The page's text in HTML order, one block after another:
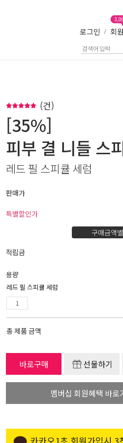
로그인 / 회
(건)
[35%]
피부 결 니들 스
레드 필 스피큘 세럼
판매가
특별할인가
구매금액
적립금
용량
레드 필 스피큘 세럼
총 제품 금액
바로구매 선물하기
멤버십 회원혜택 바로